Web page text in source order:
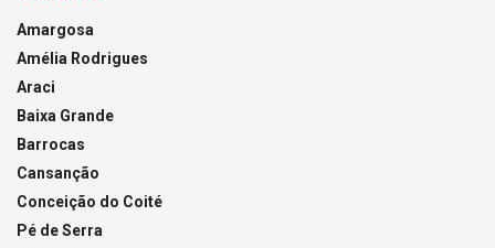
Amargosa
Amélia Rodrigues
Araci
Baixa Grande
Barrocas
Cansanção
Conceição do Coité
Pé de Serra